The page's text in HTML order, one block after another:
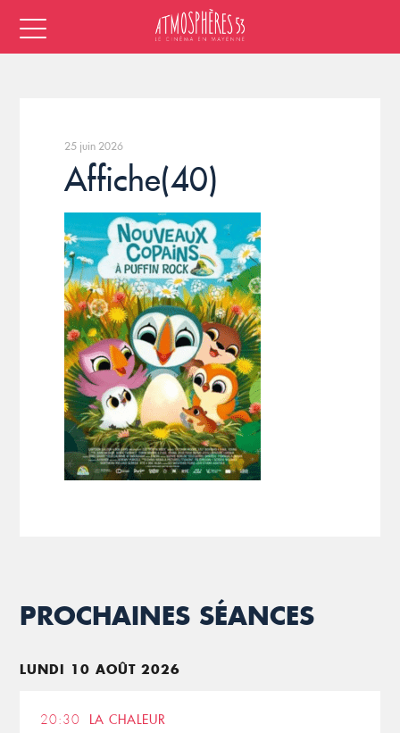
25 juin 2026
Affiche(40)
PROCHAINES SÉANCES
LUNDI 10 AOÛT 2026
20:30 LA CHALEUR